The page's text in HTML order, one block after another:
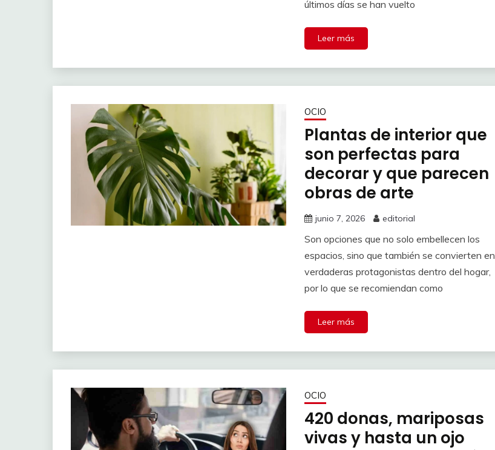
últimos días se han vuelto
Leer más
OCIO
Plantas de interior que
son perfectas para
decorar y que parecen
obras de arte
junio 7, 2026 editorial
Son opciones que no solo embellecen los
espacios, sino que también se convierten en
verdaderas protagonistas dentro del hogar,
por lo que se recomiendan como
Leer más
OCIO
420 donas, mariposas
vivas y hasta un ojo